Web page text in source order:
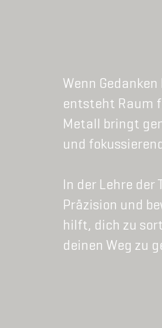
Wenn
entsteht Raum
Metall bringt
und
In der Lehre
Präzision und
hilft, dich zu
deinen Weg zu